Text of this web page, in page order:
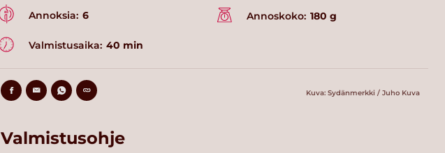
Annoksia: 6 Annoskoko: 180 g
Valmistusaika: 40 min
Kuva: Sydänmerkki / Juho Kuva
Valmistusohje